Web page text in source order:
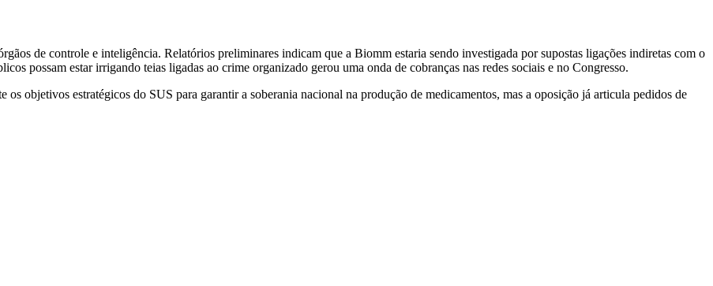
de controle e inteligência. Relatórios preliminares indicam que a Biomm estaria sendo investigada por supostas ligações indiretas com o
possam estar irrigando teias ligadas ao crime organizado gerou uma onda de cobranças nas redes sociais e no Congresso.
objetivos estratégicos do SUS para garantir a soberania nacional na produção de medicamentos, mas a oposição já articula pedidos de